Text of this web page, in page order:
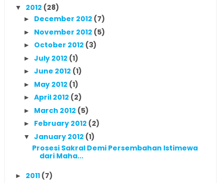
▼ 2012 (28)
► December 2012 (7)
► November 2012 (5)
► October 2012 (3)
► July 2012 (1)
► June 2012 (1)
► May 2012 (1)
► April 2012 (2)
► March 2012 (5)
► February 2012 (2)
▼ January 2012 (1)
Prosesi Sakral Demi Persembahan Istimewa
dari Maha...
► 2011 (7)